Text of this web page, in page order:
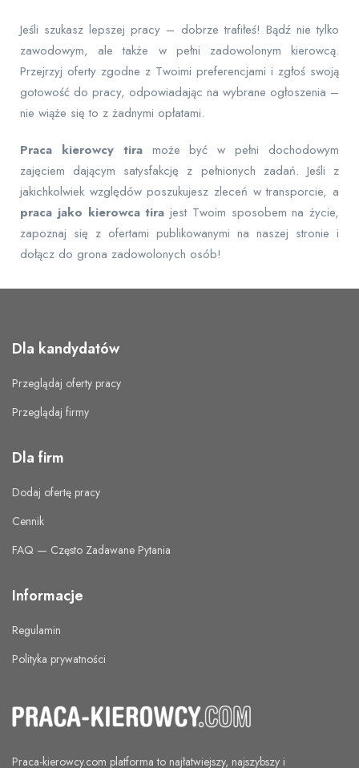
Jeśli szukasz lepszej pracy – dobrze trafiłeś! Bądź nie tylko
zawodowym, ale także w pełni zadowolonym kierowcą.
Przejrzyj oferty zgodne z Twoimi preferencjami i zgłoś swoją
gotowość do pracy, odpowiadając na wybrane ogłoszenia –
nie wiąże się to z żadnymi opłatami.
Praca kierowcy tira może być w pełni dochodowym
zajęciem dającym satysfakcję z pełnionych zadań. Jeśli z
jakichkolwiek względów poszukujesz zleceń w transporcie, a
praca jako kierowca tira jest Twoim sposobem na życie,
zapoznaj się z ofertami publikowanymi na naszej stronie i
dołącz do grona zadowolonych osób!
Dla kandydatów
Przeglądaj oferty pracy
Przeglądaj firmy
Dla firm
Dodaj ofertę pracy
Cennik
FAQ — Często Zadawane Pytania
Informacje
Regulamin
Polityka prywatności
Praca-kierowcy.com platforma to najłatwiejszy, najszybszy i